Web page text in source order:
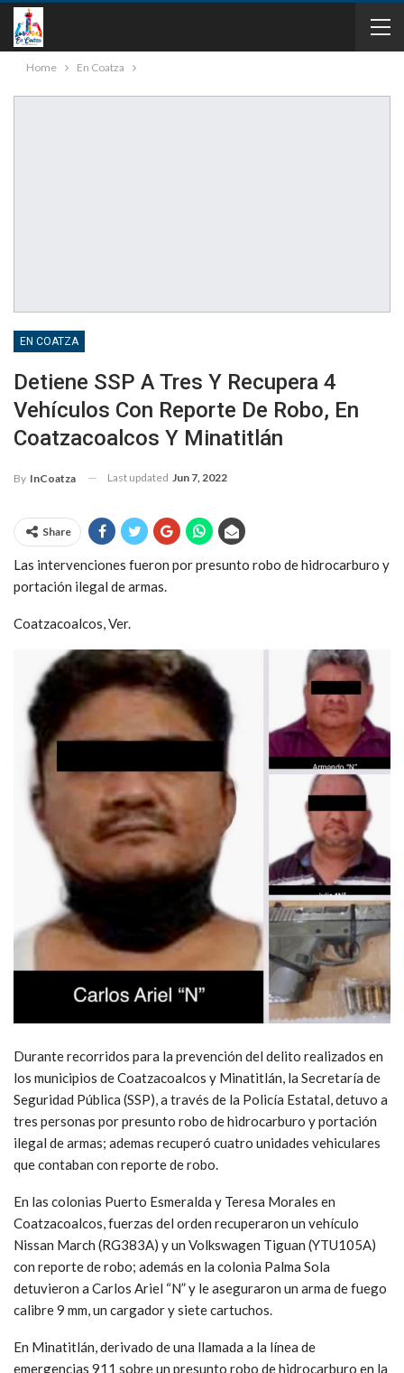
Home En Coatza
EN COATZA
Detiene SSP A Tres Y Recupera 4
Vehículos Con Reporte De Robo, En
Coatzacoalcos Y Minatitlán
By InCoatza Last updated Jun 7, 2022
Share
Las intervenciones fueron por presunto robo de hidrocarburo y
portación ilegal de armas.
Coatzacoalcos, Ver.
Durante recorridos para la prevención del delito realizados en
los municipios de Coatzacoalcos y Minatitlán, la Secretaría de
Seguridad Pública (SSP), a través de la Policía Estatal, detuvo a
tres personas por presunto robo de hidrocarburo y portación
ilegal de armas; ademas recuperó cuatro unidades vehiculares
que contaban con reporte de robo.
En las colonias Puerto Esmeralda y Teresa Morales en
Coatzacoalcos, fuerzas del orden recuperaron un vehículo
Nissan March (RG383A) y un Volkswagen Tiguan (YTU105A)
con reporte de robo; además en la colonia Palma Sola
detuvieron a Carlos Ariel “N” y le aseguraron un arma de fuego
calibre 9 mm, un cargador y siete cartuchos.
En Minatitlán, derivado de una llamada a la línea de
emergencias 911 sobre un presunto robo de hidrocarburo en la